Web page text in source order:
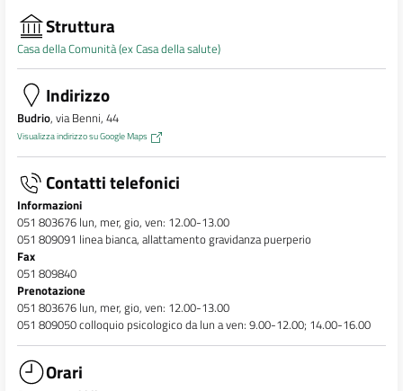
Struttura
Casa della Comunità (ex Casa della salute)
Indirizzo
Budrio, via Benni, 44
Visualizza indirizzo su Google Maps
Contatti telefonici
Informazioni
051 803676 lun, mer, gio, ven: 12.00-13.00
051 809091 linea bianca, allattamento gravidanza puerperio
Fax
051 809840
Prenotazione
051 803676 lun, mer, gio, ven: 12.00-13.00
051 809050 colloquio psicologico da lun a ven: 9.00-12.00; 14.00-16.00
Orari